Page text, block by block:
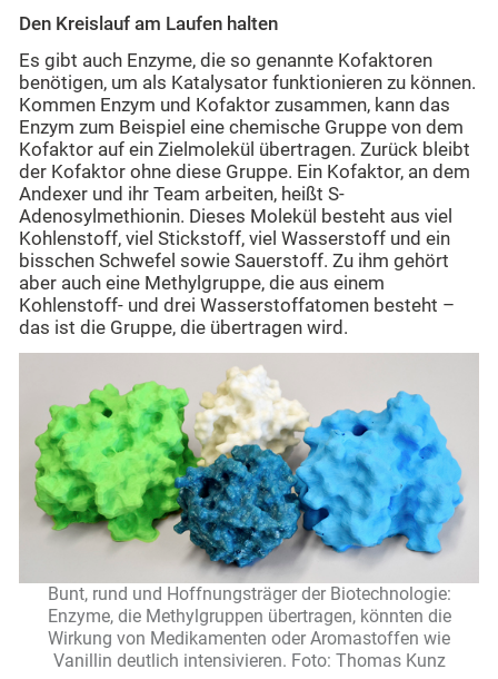
Den Kreislauf am Laufen halten
Es gibt auch Enzyme, die so genannte Kofaktoren
benötigen, um als Katalysator funktionieren zu können.
Kommen Enzym und Kofaktor zusammen, kann das
Enzym zum Beispiel eine chemische Gruppe von dem
Kofaktor auf ein Zielmolekül übertragen. Zurück bleibt
der Kofaktor ohne diese Gruppe. Ein Kofaktor, an dem
Andexer und ihr Team arbeiten, heißt S-
Adenosylmethionin. Dieses Molekül besteht aus viel
Kohlenstoff, viel Stickstoff, viel Wasserstoff und ein
bisschen Schwefel sowie Sauerstoff. Zu ihm gehört
aber auch eine Methylgruppe, die aus einem
Kohlenstoff- und drei Wasserstoffatomen besteht –
das ist die Gruppe, die übertragen wird.
Bunt, rund und Hoffnungsträger der Biotechnologie:
Enzyme, die Methylgruppen übertragen, könnten die
Wirkung von Medikamenten oder Aromastoffen wie
Vanillin deutlich intensivieren. Foto: Thomas Kunz